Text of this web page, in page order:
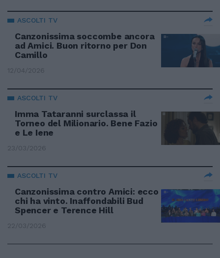
ASCOLTI TV
Canzonissima soccombe ancora
ad Amici. Buon ritorno per Don
Camillo
12/04/2026
ASCOLTI TV
Imma Tataranni surclassa il
Torneo del Milionario. Bene Fazio
e Le Iene
23/03/2026
ASCOLTI TV
Canzonissima contro Amici: ecco
chi ha vinto. Inaffondabili Bud
Spencer e Terence Hill
22/03/2026